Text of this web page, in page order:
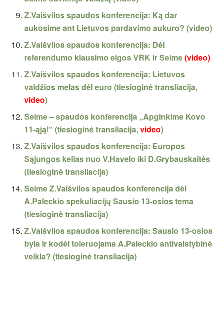
Z.Vaišvilos spaudos konferencija: Ką dar
aukosime ant Lietuvos pardavimo aukuro? (video)
Z.Vaišvilos spaudos konferencija: Dėl
referendumo klausimo eigos VRK ir Seime(video)
Z.Vaišvilos spaudos konferencija: Lietuvos
valdžios melas dėl euro (tiesioginė transliacija,
video)
Seime – spaudos konferencija „Apginkime Kovo
11-ąją!“ (tiesioginė transliacija,video)
Z.Vaišvilos spaudos konferencija: Europos
Sąjungos kelias nuo V.Havelo iki D.Grybauskaitės
(tiesioginė transliacija)
Seime Z.Vaišvilos spaudos konferencija dėl
A.Paleckio spekuliacijų Sausio 13-osios tema
(tiesioginė transliacija)
Z.Vaišvilos spaudos konferencija: Sausio 13-osios
byla ir kodėl toleruojama A.Paleckio antivalstybinė
veikla? (tiesioginė transliacija)